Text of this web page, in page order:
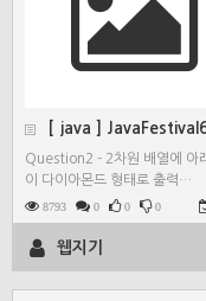
[ java ] JavaFestival6 -
Question2 - 2차원 배열에 아
이 다이아몬드 형태로 출력…
8793 0 0 0
웹지기